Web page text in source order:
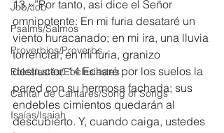
Job/Job
Psalms/Salmos
Proverbios/Proverbs
Eclesiastés/Ecclesiastes
Cantar de Cantares/Song of Songs
Isaías/Isaiah
13 »”Por tanto, así dice el Señor
omnipotente: En mi furia desataré un
viento huracanado; en mi ira, una lluvia
torrencial; en mi furia, granizo
destructor. 14 Echaré por los suelos la
pared con su hermosa fachada; sus
endebles cimientos quedarán al
descubierto. Y, cuando caiga, ustedes